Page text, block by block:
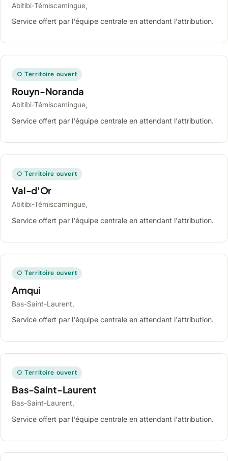
Abitibi-Témiscamingue,
Service offert par l'équipe centrale en attendant l'attribution.
○ Territoire ouvert
Rouyn-Noranda
Abitibi-Témiscamingue,
Service offert par l'équipe centrale en attendant l'attribution.
○ Territoire ouvert
Val-d'Or
Abitibi-Témiscamingue,
Service offert par l'équipe centrale en attendant l'attribution.
○ Territoire ouvert
Amqui
Bas-Saint-Laurent,
Service offert par l'équipe centrale en attendant l'attribution.
○ Territoire ouvert
Bas-Saint-Laurent
Bas-Saint-Laurent,
Service offert par l'équipe centrale en attendant l'attribution.